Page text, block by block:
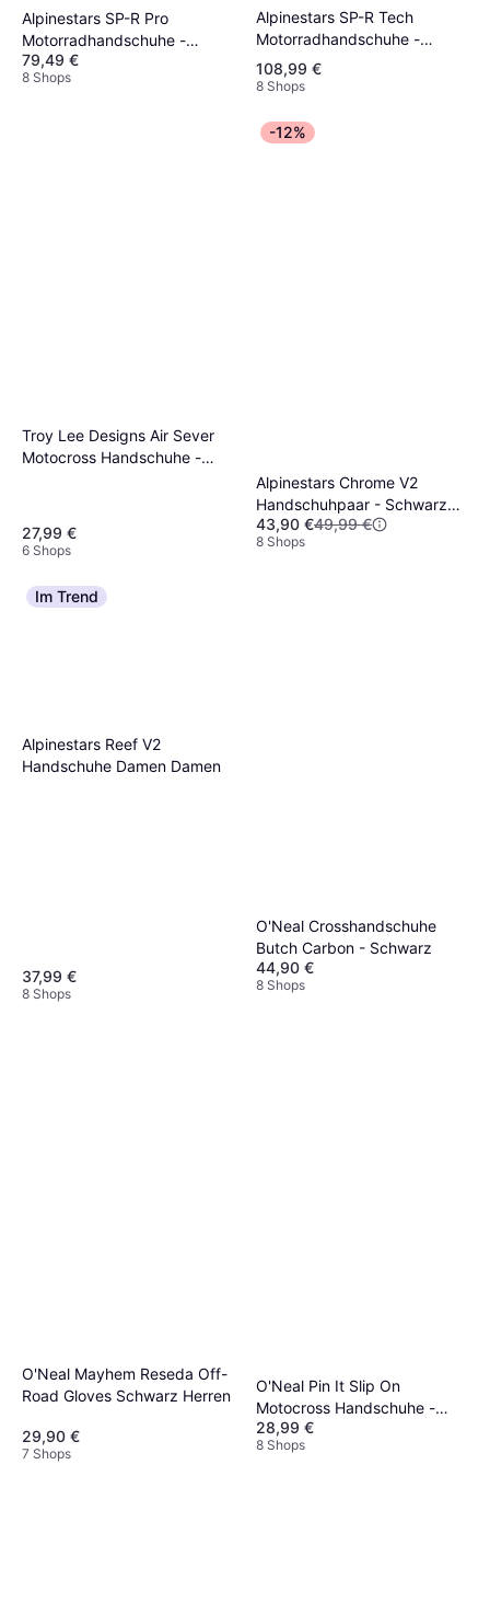
Alpinestars SP-R Pro
Motorradhandschuhe -
Schwarz Herren
79,49 €
8 Shops
Alpinestars SP-R Tech
Motorradhandschuhe -
Schwarz Herren, Unisex
108,99 €
8 Shops
Troy Lee Designs Air Sever
Motocross Handschuhe -
27,99 €
6 Shops
-12%
Alpinestars Chrome V2
Handschuhpaar - Schwarz
Herren, Unisex
43,90 €49,99 €
8 Shops
Im Trend
Alpinestars Reef V2
Handschuhe Damen Damen
37,99 €
8 Shops
O'Neal Crosshandschuhe
Butch Carbon - Schwarz
44,90 €
8 Shops
O'Neal Mayhem Reseda Off-
Road Gloves Schwarz Herren
29,90 €
7 Shops
O'Neal Pin It Slip On
Motocross Handschuhe -
Schwarz Neon Gelb Herren
28,99 €
8 Shops